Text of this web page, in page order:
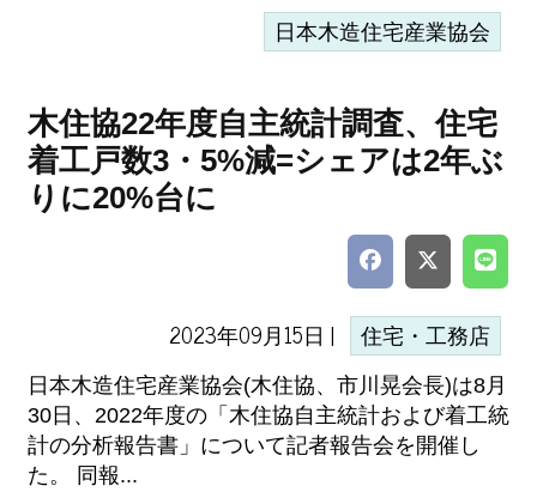
日本木造住宅産業協会
木住協22年度自主統計調査、住宅
着工戸数3・5%減=シェアは2年ぶ
りに20%台に
2023年09月15日 | 住宅・工務店
日本木造住宅産業協会(木住協、市川晃会長)は8月
30日、2022年度の「木住協自主統計および着工統
計の分析報告書」について記者報告会を開催し
た。 同報...